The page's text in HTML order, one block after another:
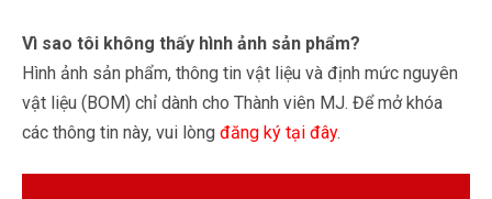
Vì sao tôi không thấy hình ảnh sản phẩm?
Hình ảnh sản phẩm, thông tin vật liệu và định mức nguyên
vật liệu (BOM) chỉ dành cho Thành viên MJ. Để mở khóa
các thông tin này, vui lòng đăng ký tại đây.